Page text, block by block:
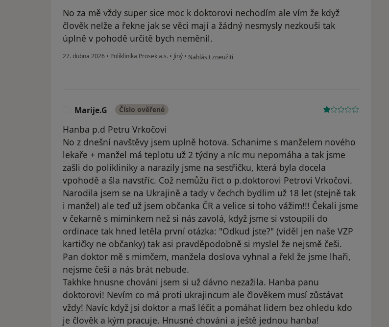
No za mě vždy super sice moc k doktorovi nechodím ale vím že když
člověk nelže a řekne jak se věci mají a žádný nesmysly nezkouši tak
úplně v pohodě určitě bych neměnil.
27. dubna 2026 • Poliklinika Prosek a.s. • Jiný • podle názoru uživatele Choděra Boris
Nahlásit zneužití
Marije.G Číslo ověřené
Hanba p.d Petru Vrkočovi
No z dnešní navštěvy jsem uplně hotova. Schanime s manželem nového
lekaře + manžel má teplotu už 2 týdny a níc mu nepomáha a tak jsme
zašli do polikliniky a narazily jsme na sestřičku, která byla docela
vpohodě a šla navstříc. Což nemůžu řict o p.doktorovi Petrovi Vrkočovi.
Narodila jsem se na Ukrajině a tady v čechch bydlim už 18 let (stejně tak
i manžel) ale teď už jsem občanka ČR a velice si toho vážim!!! Čekali jsme
v čekarně s miminkem než si nás zavolá, když jsme si vstoupili do
ordinace tak hned letěla první otázka: "Odkud jste?" (viděl jen naše VZP
kartičky ne občanky) tak asi pravděpodobně si myslel že nejsmě češi.
Pan doktor mě s mimčem, manžela doslova vyhnal a řekl že jsme lhaři,
nejsme češi a nás brát nebude.
Takhke hnusne chováni jsem si už dávno nezažila. Hanba panu
doktorovi! Nevím co má proti ukrajincum ale člověkem musí zůstávat
vždy! Navíc když jsi doktor a maš léčit a pomáhat lidem bez ohledu kdo
je člověk a kým pracuje. Hnusné chování a ještě jednou hanba!